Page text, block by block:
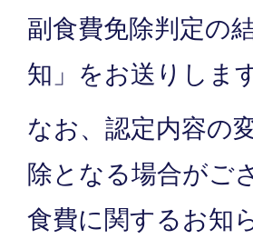
副食費免除判定の
知」をお送りしま
なお、認定内容の
除となる場合がご
食費に関するお知